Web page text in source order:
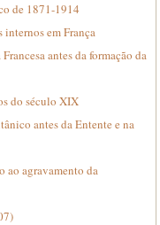
de 1871-1914
em França
antes da formação da
do século XIX
antes da Entente e na
ao agravamento da